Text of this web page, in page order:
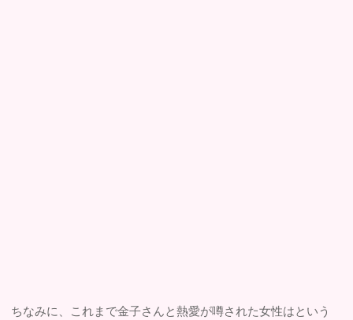
ちなみに、これまで金子さんと熱愛が噂された女性はという